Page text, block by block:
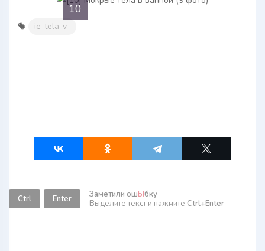
10
ie-tela-v-
Ctrl Enter Заметили ошЫбку
Выделите текст и нажмите Ctrl+Enter